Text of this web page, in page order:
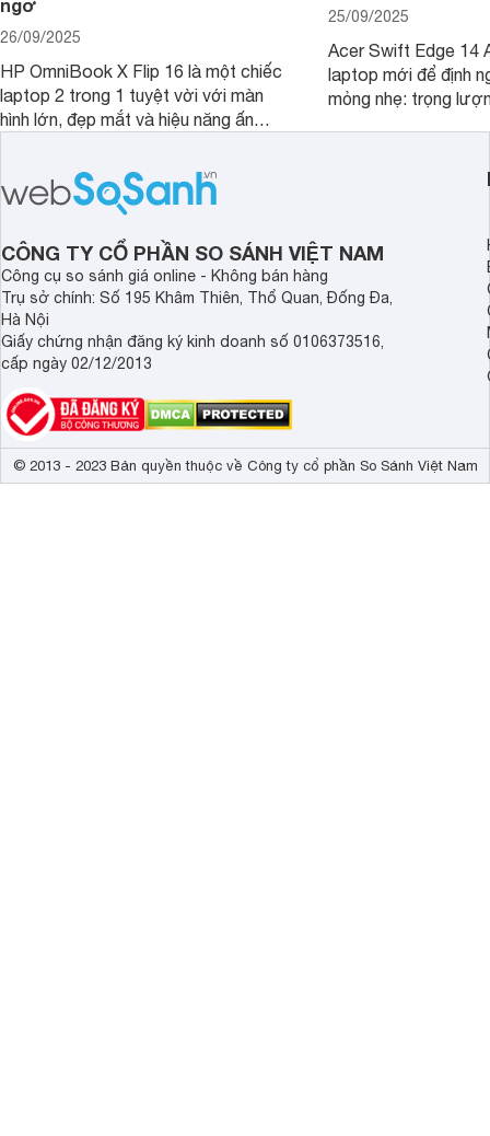
ngờ
26/09/2025
HP OmniBook X Flip 16 là một chiếc
laptop 2 trong 1 tuyệt vời với màn
hình lớn, đẹp mắt và hiệu năng ấn
mức giá vô cùng hấp dẫn, biến nó trở
thành một lựa chọn “đáng đồng tiền
bát gạo” trên thị trường.
25/09/2025
Acer Swift Edge 14
laptop mới để định
mỏng nhẹ: trọng
năng AI hàng đầu,
CÔNG TY CỔ PHẦN SO SÁNH VIỆT NAM
Công cụ so sánh giá online - Không bán hàng
Trụ sở chính: Số 195 Khâm Thiên, Thổ Quan, Đống Đa,
Hà Nội
Giấy chứng nhận đăng ký kinh doanh số 0106373516,
cấp ngày 02/12/2013
© 2013 - 2023 Bản quyền thuộc về Công ty cổ phần So Sánh Việt Nam